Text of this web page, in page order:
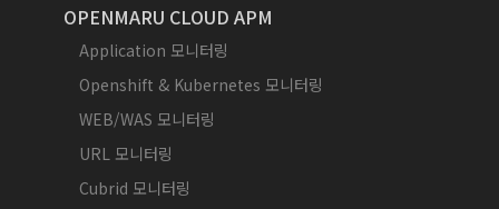
OPENMARU CLOUD APM
Application 모니터링
Openshift & Kubernetes 모니터링
WEB/WAS 모니터링
URL 모니터링
Cubrid 모니터링